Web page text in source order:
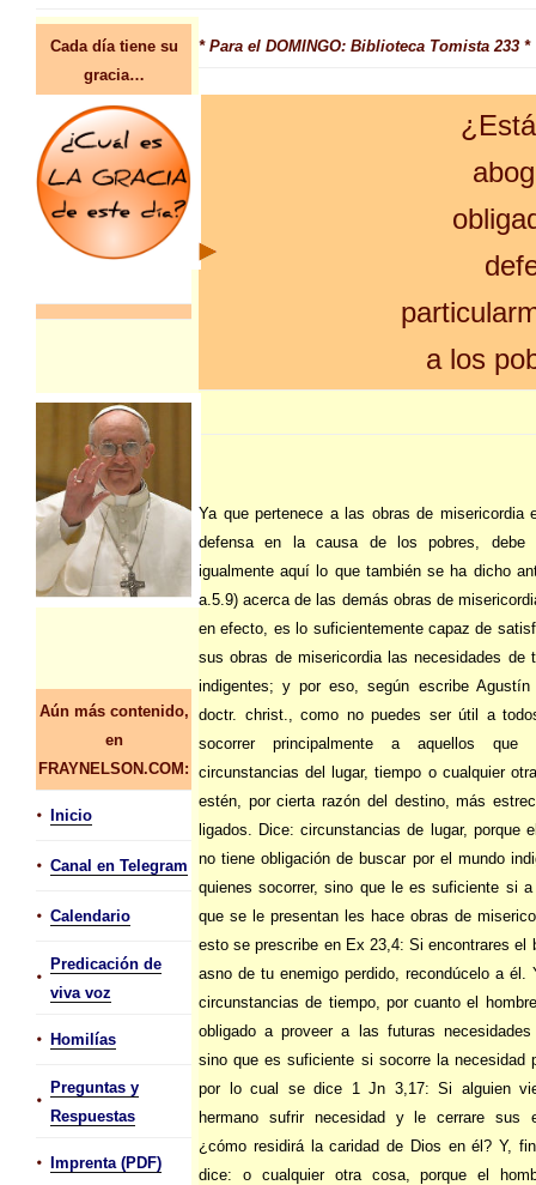
Cada día tiene su
gracia…
Aún más contenido,
en
FRAYNELSON.COM:
• Inicio
• Canal en Telegram
• Calendario
•
Predicación de
viva voz
• Homilías
•
Preguntas y
Respuestas
• Imprenta (PDF)
* Para el DOMINGO: Biblioteca Tomista 233 *
a los
Ya que pertenece a las obras de misericordia
defensa en la causa de los pobres, debe
igualmente aquí lo que también se ha dicho
a.5.9) acerca de las demás obras de
en efecto, es lo suficientemente capaz de
sus obras de misericordia las necesidades de
indigentes; y por eso, según escribe
doctr. christ., como no puedes ser útil a
socorrer principalmente a aquellos
circunstancias del lugar, tiempo o cualquier
estén, por cierta razón del destino, más
ligados. Dice: circunstancias de lugar, porque
no tiene obligación de buscar por el mundo
quienes socorrer, sino que le es suficiente si a
que se le presentan les hace obras de
esto se prescribe en Ex 23,4: Si encontrares el
asno de tu enemigo perdido, recondúcelo a él.
circunstancias de tiempo, por cuanto el
obligado a proveer a las futuras
sino que es suficiente si socorre la necesidad
por lo cual se dice 1 Jn 3,17: Si alguien
hermano sufrir necesidad y le cerrare sus
¿cómo residirá la caridad de Dios en él? Y,
dice: o cualquier otra cosa, porque el